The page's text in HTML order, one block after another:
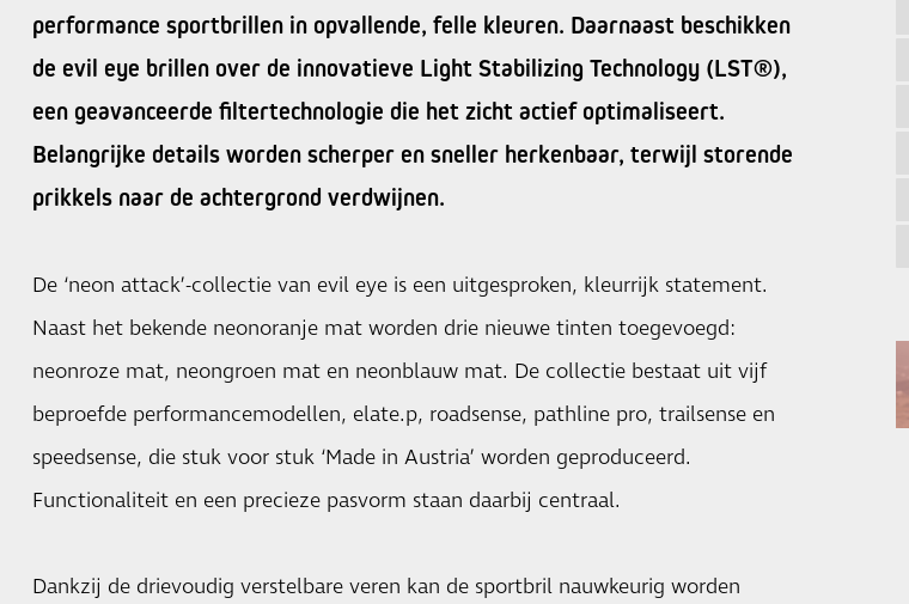
performance sportbrillen in opvallende, felle kleuren. Daarnaast beschikken
de evil eye brillen over de innovatieve Light Stabilizing Technology (LST®),
een geavanceerde filtertechnologie die het zicht actief optimaliseert.
Belangrijke details worden scherper en sneller herkenbaar, terwijl storende
prikkels naar de achtergrond verdwijnen.
De ‘neon attack’-collectie van evil eye is een uitgesproken, kleurrijk statement.
Naast het bekende neonoranje mat worden drie nieuwe tinten toegevoegd:
neonroze mat, neongroen mat en neonblauw mat. De collectie bestaat uit vijf
beproefde performancemodellen, elate.p, roadsense, pathline pro, trailsense en
speedsense, die stuk voor stuk ‘Made in Austria’ worden geproduceerd.
Functionaliteit en een precieze pasvorm staan daarbij centraal.
Dankzij de drievoudig verstelbare veren kan de sportbril nauwkeurig worden